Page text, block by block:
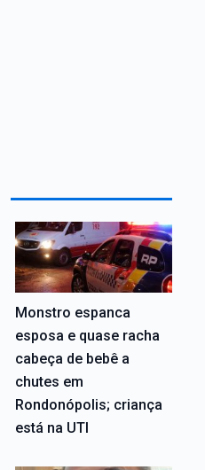
Monstro espanca
esposa e quase racha
cabeça de bebê a
chutes em
Rondonópolis; criança
está na UTI